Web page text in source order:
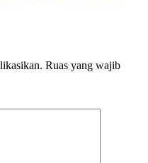
Ruas yang wajib